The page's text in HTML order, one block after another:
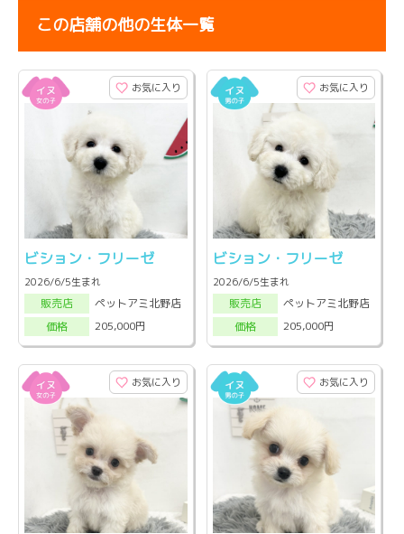
この店舗の他の生体一覧
お気に入り
ビション・フリーゼ
2026/6/5生まれ
販売店
ペットアミ北野店
価格
205,000円
お気に入り
ビション・フリーゼ
2026/6/5生まれ
販売店
ペットアミ北野店
価格
205,000円
お気に入り お気に入り